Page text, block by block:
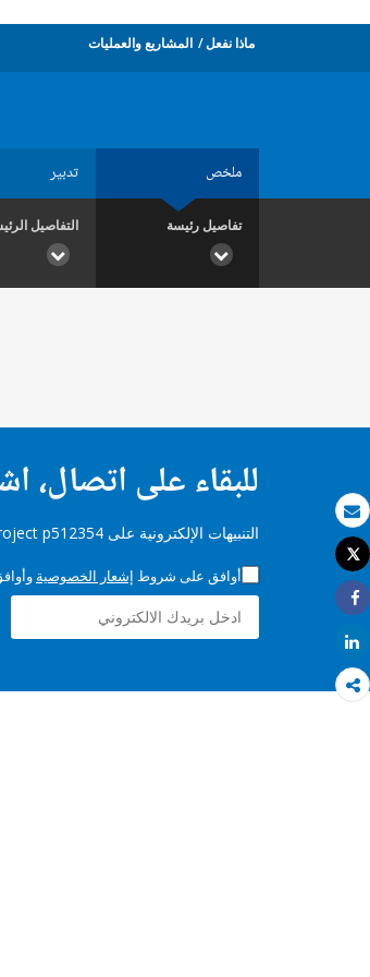
بريد الكتروني
طباعة
Tweet
Share
Share
ماذا نفعل المشاريع والعمليات
ملخص تدبير
تفاصيل رئيسة التفاصيل
للبقاء على اتصال،
التنبيهات الإلكترونية على Project p512354
أوافق على شروط إشعار الخصوصية